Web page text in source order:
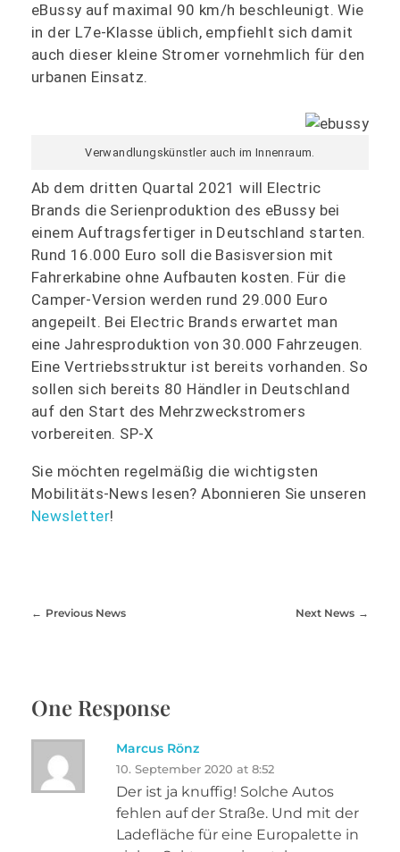
eBussy auf maximal 90 km/h beschleunigt. Wie
in der L7e-Klasse üblich, empfiehlt sich damit
auch dieser kleine Stromer vornehmlich für den
urbanen Einsatz.
Verwandlungskünstler auch im Innenraum.
Ab dem dritten Quartal 2021 will Electric
Brands die Serienproduktion des eBussy bei
einem Auftragsfertiger in Deutschland starten.
Rund 16.000 Euro soll die Basisversion mit
Fahrerkabine ohne Aufbauten kosten. Für die
Camper-Version werden rund 29.000 Euro
angepeilt. Bei Electric Brands erwartet man
eine Jahresproduktion von 30.000 Fahrzeugen.
Eine Vertriebsstruktur ist bereits vorhanden. So
sollen sich bereits 80 Händler in Deutschland
auf den Start des Mehrzweckstromers
vorbereiten. SP-X
Sie möchten regelmäßig die wichtigsten
Mobilitäts-News lesen? Abonnieren Sie unseren
Newsletter!
Previous News Next News
One Response
Marcus Rönz
10. September 2020 at 8:52
Der ist ja knuffig! Solche Autos
fehlen auf der Straße. Und mit der
Ladefläche für eine Europalette in